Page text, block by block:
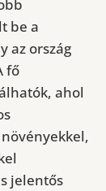
be a
az ország
fő
ahol
jelentős